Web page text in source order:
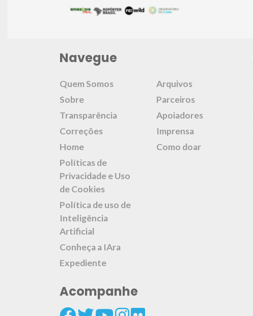
Navegue
Quem Somos
Sobre
Transparência
Correções
Home
Políticas de
Privacidade e Uso
de Cookies
Política de uso de
Inteligência
Artificial
Conheça a IAra
Expediente
Arquivos
Parceiros
Apoiadores
Imprensa
Como doar
Acompanhe